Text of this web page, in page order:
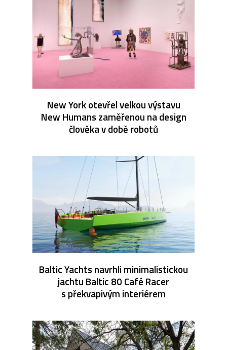
New York otevřel velkou výstavu
New Humans zaměřenou na design
člověka v době robotů
Baltic Yachts navrhli minimalistickou
jachtu Baltic 80 Café Racer
s překvapivým interiérem